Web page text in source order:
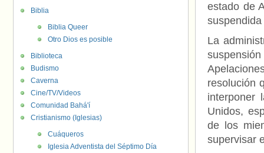
estado de
La
resolución
interponer
Unidos,
de los
supervisar
Biblia
Biblia Queer
Otro Dios es posible
Biblioteca
Budismo
Caverna
Cine/TV/Videos
Comunidad Bahá'í
Cristianismo (Iglesias)
Cuáqueros
Iglesia Adventista del Séptimo Día